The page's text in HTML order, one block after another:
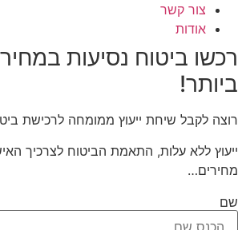
צור קשר
אודות
רכשו ביטוח נסיעות
ביותר!
רוצה לקבל שיחת ייעוץ ממומחה לרכישת
ייעוץ ללא עלות, התאמת הביטוח לצרכיך
מחירים…
שם